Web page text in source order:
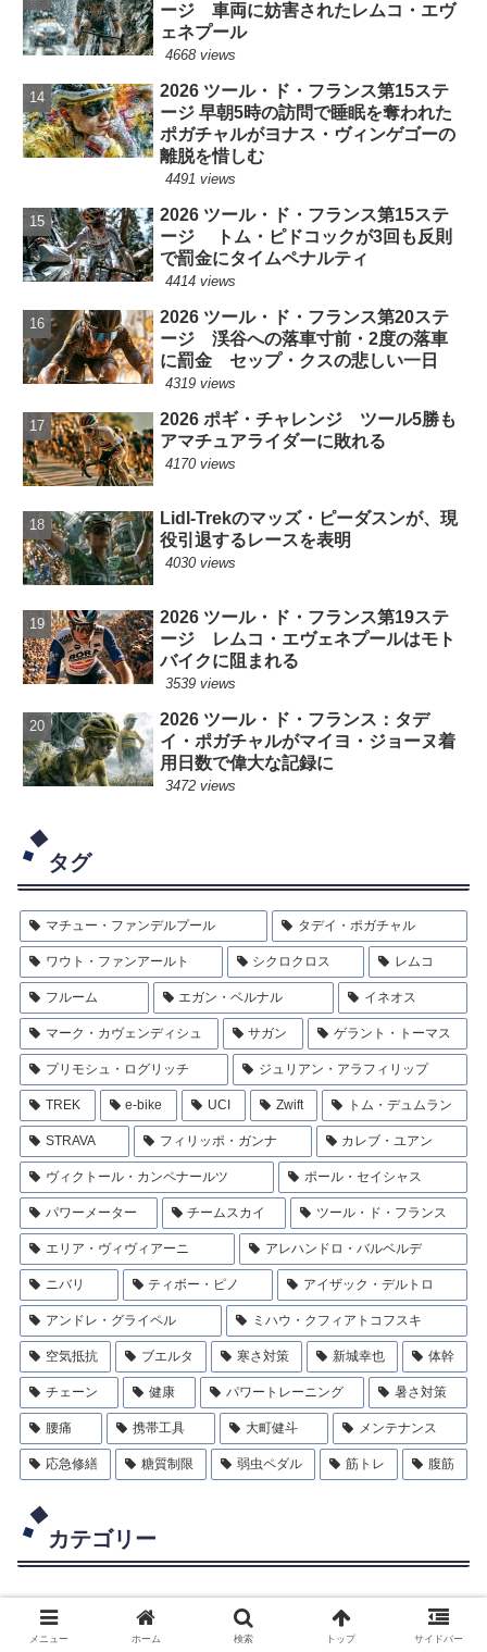
ージ 車両に妨害されたレムコ・エヴ
ェネプール
4668 views
2026 ツール・ド・フランス第15ステ
ージ 早朝5時の訪問で睡眠を奪われた
ポガチャルがヨナス・ヴィンゲゴーの
離脱を惜しむ
4491 views
2026 ツール・ド・フランス第15ステ
ージ トム・ピドコックが3回も反則
で罰金にタイムペナルティ
4414 views
2026 ツール・ド・フランス第20ステ
ージ 渓谷への落車寸前・2度の落車
に罰金 セップ・クスの悲しい一日
4319 views
2026 ポギ・チャレンジ ツール5勝も
アマチュアライダーに敗れる
4170 views
Lidl-Trekのマッズ・ピーダスンが、現
役引退するレースを表明
4030 views
2026 ツール・ド・フランス第19ステ
ージ レムコ・エヴェネプールはモト
バイクに阻まれる
3539 views
2026 ツール・ド・フランス：タデ
イ・ポガチャルがマイヨ・ジョーヌ着
用日数で偉大な記録に
3472 views
タグ
マチュー・ファンデルプール タデイ・ポガチャル
ワウト・ファンアールト シクロクロス レムコ
フルーム エガン・ベルナル イネオス
マーク・カヴェンディシュ サガン ゲラント・トーマス
プリモシュ・ログリッチ ジュリアン・アラフィリップ
TREK e-bike UCI Zwift トム・デュムラン
STRAVA フィリッポ・ガンナ カレブ・ユアン
ヴィクトール・カンペナールツ ポール・セイシャス
パワーメーター チームスカイ ツール・ド・フランス
エリア・ヴィヴィアーニ アレハンドロ・バルベルデ
ニバリ ティボー・ピノ アイザック・デルトロ
アンドレ・グライペル ミハウ・クフィアトコフスキ
空気抵抗 ブエルタ 寒さ対策 新城幸也 体幹
チェーン 健康 パワートレーニング 暑さ対策
腰痛 携帯工具 大町健斗 メンテナンス
応急修繕 糖質制限 弱虫ペダル 筋トレ 腹筋
カテゴリー
もこ日記 14
メニュー ホーム 検索 トップ サイドバー